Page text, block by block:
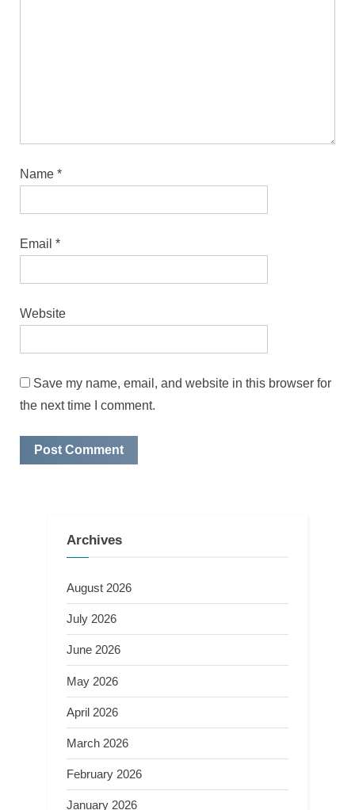
Name *
Email *
Website
Save my name, email, and website in this browser for
the next time I comment.
Archives
August 2026
July 2026
June 2026
May 2026
April 2026
March 2026
February 2026
January 2026